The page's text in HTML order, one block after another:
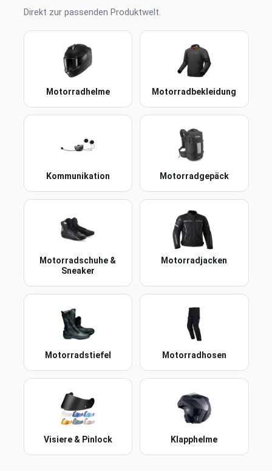
Direkt zur passenden Produktwelt.
Motorradhelme Motorradbekleidung
Kommunikation Motorradgepäck
Motorradschuhe &
Sneaker
Motorradjacken
Motorradstiefel Motorradhosen
Visiere & Pinlock Klapphelme